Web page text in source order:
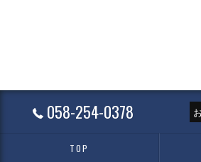
058-254-0378
TOP